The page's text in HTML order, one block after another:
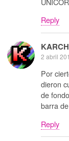
Reply
2 abril
Por
dieron
de
barra
Reply